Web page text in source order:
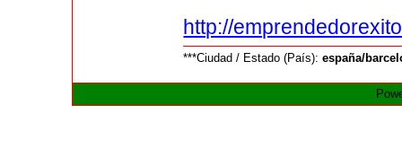
http://
***Ciudad / Estado (País):españa/